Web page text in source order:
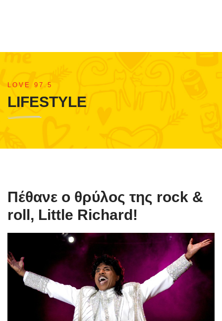
LOVE 97.5
LIFESTYLE
Πέθανε ο θρύλος της rock &
roll, Little Richard!